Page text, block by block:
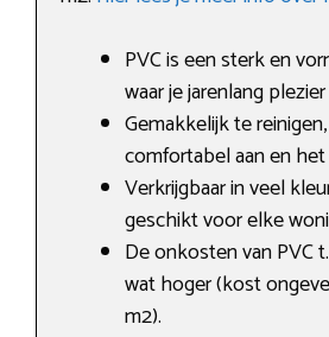
PVC is een sterk en
waar je jarenlang
Gemakkelijk te
comfortabel aan en
Verkrijgbaar in veel
geschikt voor elke
De onkosten van PVC
wat hoger (kost
m2).